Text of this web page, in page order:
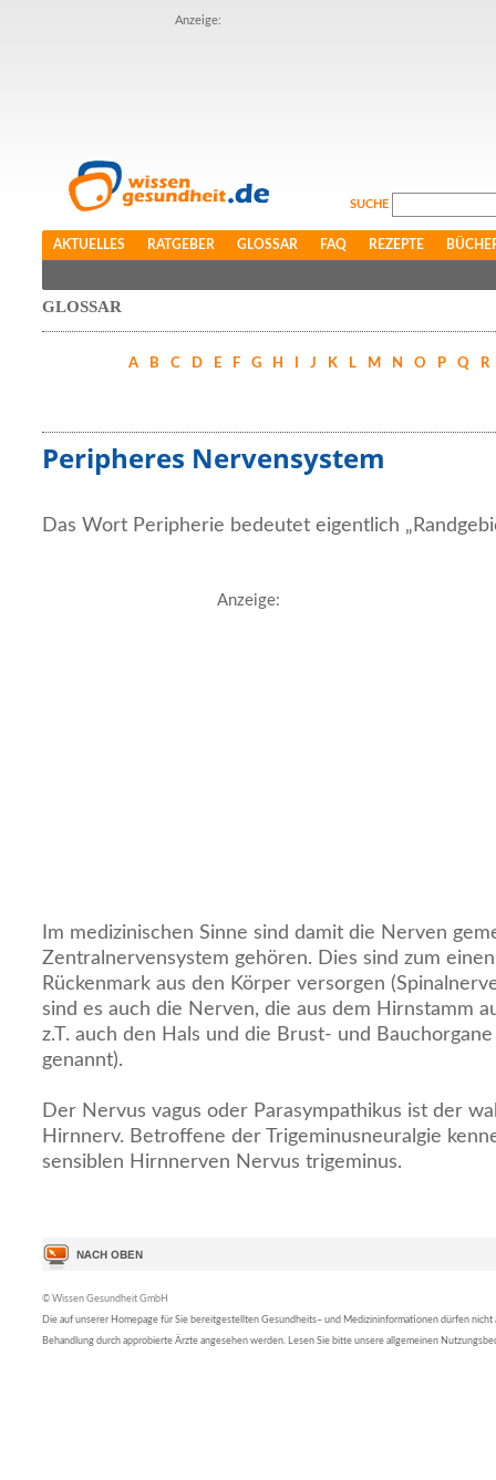
Anzeige:
SUCHE
AKTUELLES RATGEBER GLOSSAR FAQ REZEPTE
GLOSSAR
A B C D E F G H J K L M N O P Q R
Peripheres Nervensystem
Das Wort Peripherie bedeutet eigentlich
Anzeige:
Im medizinischen Sinne sind damit die Nerven
Zentralnervensystem gehören. Dies sind zum
Rückenmark aus den Körper versorgen
sind es auch die Nerven, die aus dem Hirnstamm
z.T. auch den Hals und die Brust- und
genannt).
Der Nervus vagus oder Parasympathikus ist der
Hirnnerv. Betroffene der Trigeminusneuralgie
sensiblen Hirnnerven Nervus trigeminus.
© Wissen Gesundheit GmbH
Die auf unserer Homepage für Sie bereitgestellten Gesundheits– und Medizininformationen dürfen nicht
Behandlung durch approbierte Ärzte angesehen werden. Lesen Sie bitte unsere allgemeinen